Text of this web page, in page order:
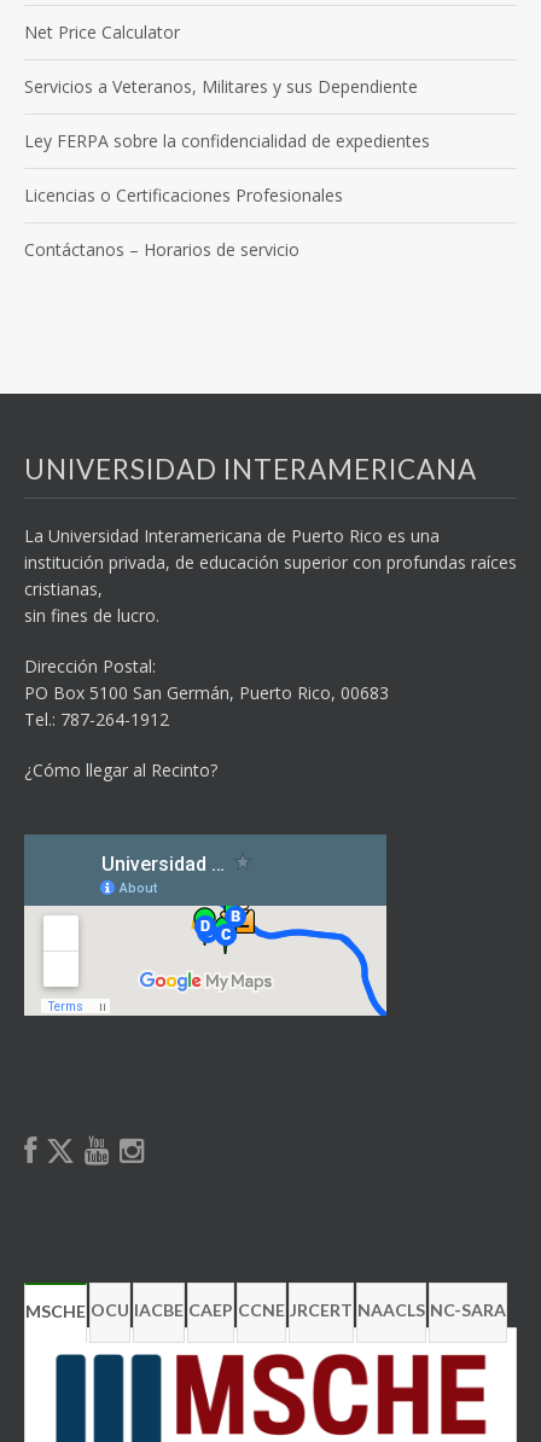
Net Price Calculator
Servicios a Veteranos, Militares y sus Dependiente
Ley FERPA sobre la confidencialidad de expedientes
Licencias o Certificaciones Profesionales
Contáctanos – Horarios de servicio
UNIVERSIDAD INTERAMERICANA
La Universidad Interamericana de Puerto Rico es una
institución privada, de educación superior con profundas raíces
cristianas,
sin fines de lucro.
Dirección Postal:
PO Box 5100 San Germán, Puerto Rico, 00683
Tel.: 787-264-1912
¿Cómo llegar al Recinto?
MSCHE OCU IACBE CAEP CCNE JRCERT NAACLS NC-SARA